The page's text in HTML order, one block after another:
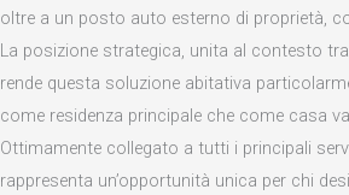
oltre a un posto auto esterno di proprietà,
La posizione strategica, unita al contesto
rende questa soluzione abitativa
come residenza principale che come casa
Ottimamente collegato a tutti i principali
rappresenta un’opportunità unica per chi